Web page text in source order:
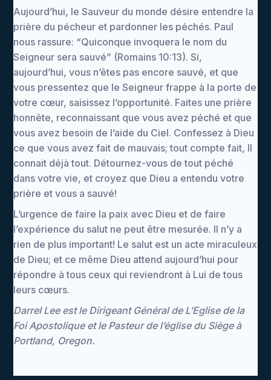
Aujourd’hui, le Sauveur du monde désire entendre la
prière du pécheur et pardonner les péchés. Paul
nous rassure: “Quiconque invoquera le nom du
Seigneur sera sauvé” (Romains 10:13). Si,
aujourd’hui, vous n’êtes pas encore sauvé, et que
vous pressentez que le Seigneur frappe à la porte de
votre cœur, saisissez l’opportunité. Faites une prière
honnête, reconnaissant que vous avez péché et que
vous avez besoin de l’aide du Ciel. Confessez à Dieu
ce que vous avez fait de mauvais; tout compte fait, Il
connait déjà tout. Détournez-vous de tout péché
dans votre vie, et croyez que Dieu a entendu votre
prière et vous a sauvé!
L’urgence de faire la paix avec Dieu et de faire
l’expérience du salut ne peut être mesurée. Il n’y a
rien de plus important! Le salut est un acte miraculeux
de Dieu; et ce même Dieu attend aujourd’hui pour
répondre à tous ceux qui reviendront à Lui de tous
leurs cœurs.
Darrel Lee est le Dirigeant Général de L’Eglise de la
Foi Apostolique et le Pasteur de l’église du Siège à
Portland, Oregon.